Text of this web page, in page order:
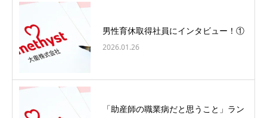
男性育休取得社員にインタビュー！①
2026.01.26
「助産師の職業病だと思うこと」ラン